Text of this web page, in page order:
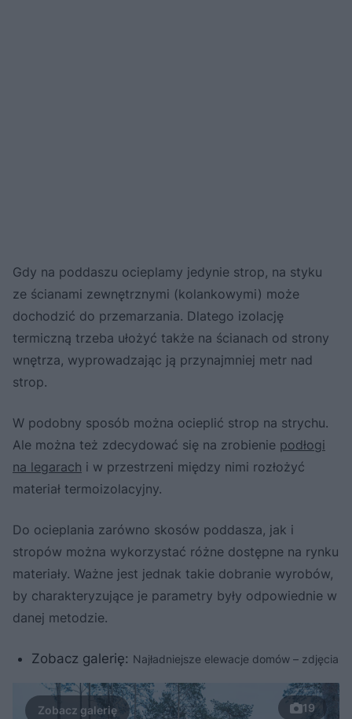
Gdy na poddaszu ocieplamy jedynie strop, na styku
ze ścianami zewnętrznymi (kolankowymi) może
dochodzić do przemarzania. Dlatego izolację
termiczną trzeba ułożyć także na ścianach od strony
wnętrza, wyprowadzając ją przynajmniej metr nad
strop.
W podobny sposób można ocieplić strop na strychu.
Ale można też zdecydować się na zrobienie podłogi
na legarach i w przestrzeni między nimi rozłożyć
materiał termoizolacyjny.
Do ocieplania zarówno skosów poddasza, jak i
stropów można wykorzystać różne dostępne na rynku
materiały. Ważne jest jednak takie dobranie wyrobów,
by charakteryzujące je parametry były odpowiednie w
danej metodzie.
Zobacz galerię: Najładniejsze elewacje domów – zdjęcia
19